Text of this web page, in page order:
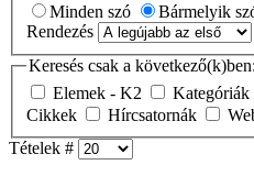
Minden szó
Bármelyik
Rendezés
Keresés csak a következő(k)ben:
Elemek - K2
Kategóriák
Cikkek
Hírcsatornák
Tételek #